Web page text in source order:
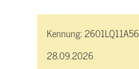
Kennung:2601LQ11A56
28.09.2026